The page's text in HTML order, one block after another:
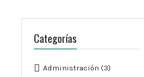
Categorías
Administración (3)